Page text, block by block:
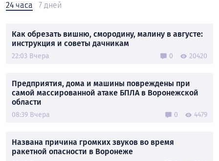
24 часа 7 дней
Как обрезать вишню, смородину, малину в августе:
инструкция и советы дачникам
22:03 Вчера 0 20420
Предприятия, дома и машины повреждены при
самой массированной атаке БПЛА в Воронежской
области
08:39 Вчера 0 4479
Названа причина громких звуков во время
ракетной опасности в Воронеже